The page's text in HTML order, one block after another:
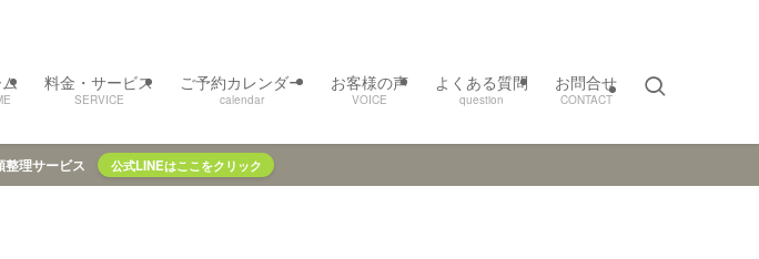
料金・サービス
SERVICE
ご予約カレンダー
calendar
お客様の声
VOICE
よくある質問
question
お問合せ
CONTACT
理サービス 公式LINEはここをクリック